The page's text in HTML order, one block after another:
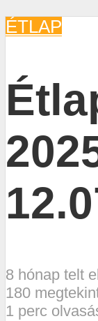
ÉTLAP
8 hónap telt
180
1 perc